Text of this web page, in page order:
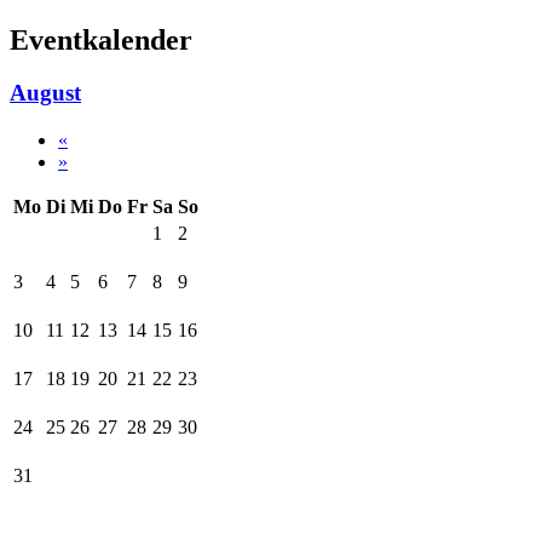
Eventkalender
August
«
»
Mo Di Mi Do Fr Sa So
1
2
3 4 5 6 7 8 9
10 11 12 13 14 15 16
17 18 19 20 21 22 23
24 25 26 27 28 29 30
31